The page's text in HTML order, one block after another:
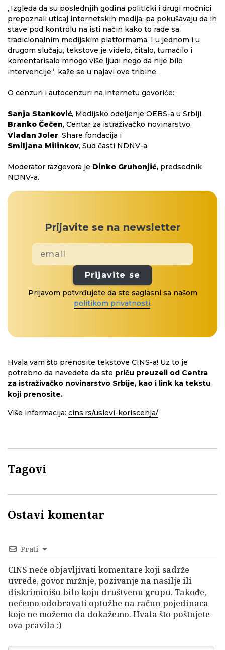
„Izgleda da su poslednjih godina politički i drugi moćnici
prepoznali uticaj internetskih medija, pa pokušavaju da ih
stave pod kontrolu na isti način kako to rade sa
tradicionalnim medijskim platformama. I u jednom i u
drugom slučaju, tekstove je videlo, čitalo, tumačilo i
komentarisalo mnogo više ljudi nego da nije bilo
intervencije“, kaže se u najavi ove tribine.
O cenzuri i autocenzuri na internetu govoriće:
Sanja Stanković, Medijsko odeljenje OEBS-a u Srbiji,
Branko Čečen, Centar za istraživačko novinarstvo,
Vladan Joler, Share fondacija i
Smiljana Milinkov, Sud časti NDNV-a.
Moderator razgovora je Dinko Gruhonjić, predsednik
NDNV-a.
Prijavite se na newsletter
Prijavite se
Prijavom potvrđujete da ste saglasni sa našom
politikom privatnosti.
Hvala vam što prenosite tekstove CINS-a! Uz to je
potrebno da navedete da ste priču preuzeli od Centra
za istraživačko novinarstvo Srbije, kao i link ka tekstu
koji prenosite.
Više informacija: cins.rs/uslovi-koriscenja/
Tagovi
Ostavi komentar
Prati
CINS neće objavljivati komentare koji sadrže
uvrede, govor mržnje, pozivanje na nasilje ili
diskriminišu bilo koju društvenu grupu. Takođe,
nećemo odobravati optužbe na račun pojedinaca
koje ne možemo da dokažemo. Hvala što poštujete
ova pravila :)